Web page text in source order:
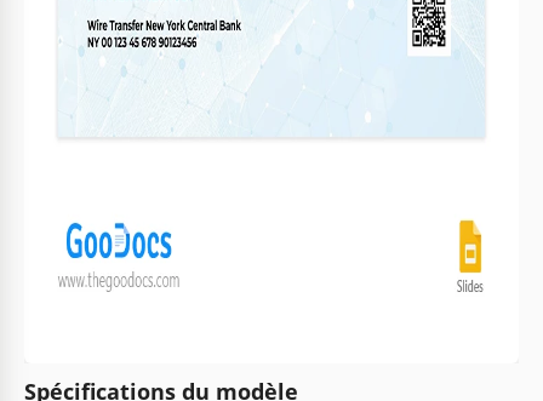
Spécifications du modèle